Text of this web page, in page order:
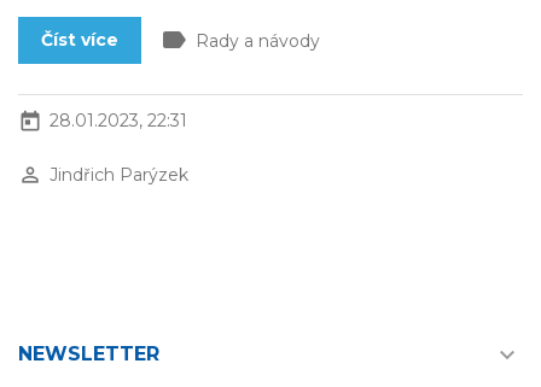
Číst více label Rady a návody
today 28.01.2023, 22:31
perm_identity Jindřich Parýzek
NEWSLETTER 